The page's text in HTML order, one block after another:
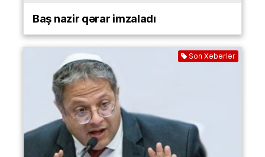
Baş nazir qərar imzaladı
Son Xəbərlər